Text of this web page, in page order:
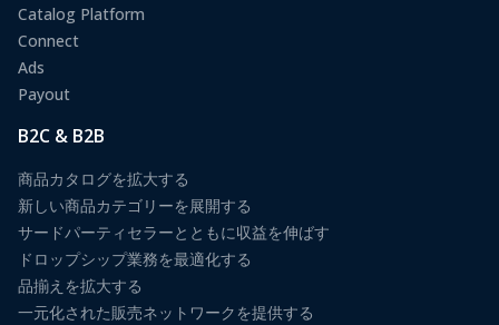
Catalog Platform
Connect
Ads
Payout
B2C & B2B
商品カタログを拡大する
新しい商品カテゴリーを展開する
サードパーティセラーとともに収益を伸ばす
ドロップシップ業務を最適化する
品揃えを拡大する
一元化された販売ネットワークを提供する